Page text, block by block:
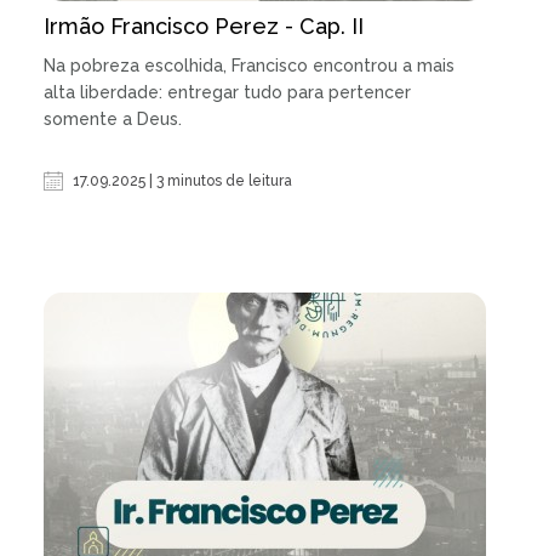
Irmão Francisco Perez - Cap. II
Na pobreza escolhida, Francisco encontrou a mais
alta liberdade: entregar tudo para pertencer
somente a Deus.
17.09.2025 | 3 minutos de leitura